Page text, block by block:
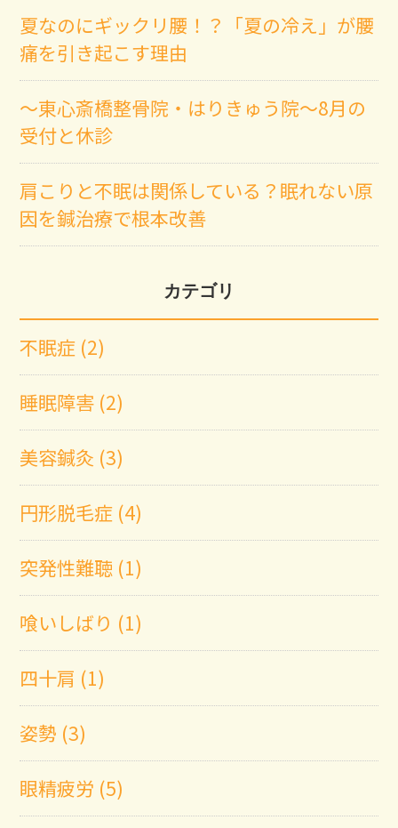
夏なのにギックリ腰！？「夏の冷え」が腰
痛を引き起こす理由
～東心斎橋整骨院・はりきゅう院～8月の
受付と休診
肩こりと不眠は関係している？眠れない原
因を鍼治療で根本改善
カテゴリ
不眠症 (2)
睡眠障害 (2)
美容鍼灸 (3)
円形脱毛症 (4)
突発性難聴 (1)
喰いしばり (1)
四十肩 (1)
姿勢 (3)
眼精疲労 (5)